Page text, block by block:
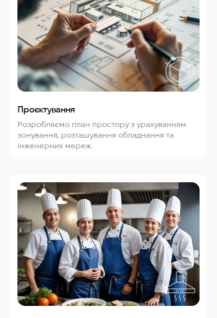
Проєктування
Розробляємо план простору з урахуванням
зонування, розташування обладнання та
інженерних мереж.